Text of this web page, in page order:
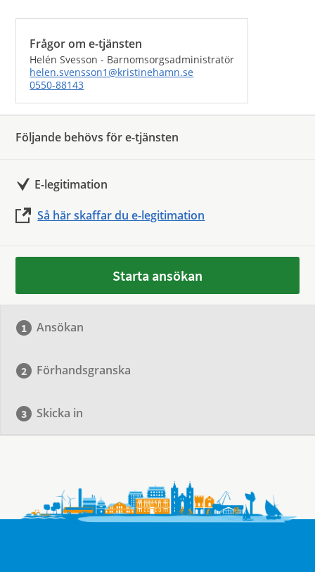
Frågor om e-tjänsten
Helén Svesson - Barnomsorgsadministratör
helen.svensson1@kristinehamn.se
0550-88143
Följande behövs för e-tjänsten
E-legitimation
Så här skaffar du e-legitimation
Starta ansökan
Ansökan
Förhandsgranska
Skicka in